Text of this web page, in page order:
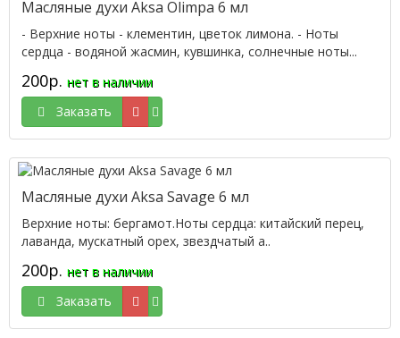
Масляные духи Aksa Olimpa 6 мл
- Верхние ноты - клементин, цветок лимона. - Ноты
сердца - водяной жасмин, кувшинка, солнечные ноты...
200р. нет в наличии
Заказать
Масляные духи Aksa Savage 6 мл
Верхние ноты: бергамот.Ноты сердца: китайский перец,
лаванда, мускатный орех, звездчатый а..
200р. нет в наличии
Заказать